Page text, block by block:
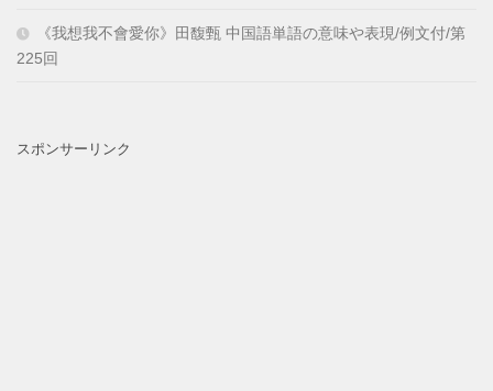
《我想我不會愛你》田馥甄 中国語単語の意味や表現/例文付/第
225回
スポンサーリンク